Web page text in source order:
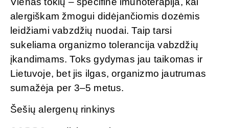
alergiškam žmogui didėjančiomis dozėmis
leidžiami vabzdžių nuodai. Taip tarsi
sukeliama organizmo tolerancija vabzdžių
įkandimams. Toks gydymas jau taikomas ir
Lietuvoje, bet jis ilgas, organizmo jautrumas
sumažėja per 3–5 metus.
Šešių alergenų rinkinys